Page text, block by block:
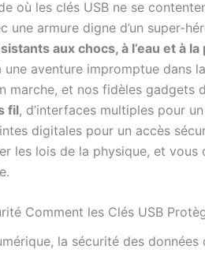
où les clés USB ne se
une armure digne d’un super-
aux chocs, à l’eau et à
aventure impromptue dans
marche, et nos fidèles gadgets
fil, d’interfaces multiples pour
digitales pour un accès
les lois de la physique, et
Comment les Clés USB
la sécurité des